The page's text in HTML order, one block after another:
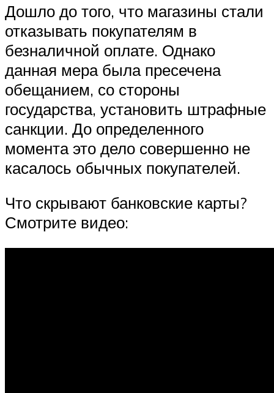
Дошло до того, что магазины стали
отказывать покупателям в
безналичной оплате. Однако
данная мера была пресечена
обещанием, со стороны
государства, установить штрафные
санкции. До определенного
момента это дело совершенно не
касалось обычных покупателей.
Что скрывают банковские карты?
Смотрите видео: